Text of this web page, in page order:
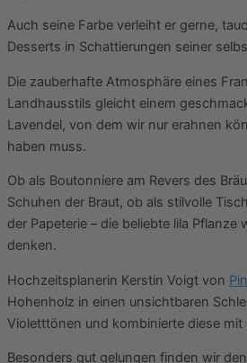
Auch seine Farbe verleiht er gerne,
Desserts in Schattierungen seiner
Die zauberhafte Atmosphäre eines
Landhausstils gleicht einem
Lavendel, von dem wir nur erahnen
haben muss.
Ob als Boutonniere am Revers des
Schuhen der Braut, ob als stilvolle
der Papeterie – die beliebte lila
denken.
Hochzeitsplanerin Kerstin Voigt von
Hohenholz in einen unsichtbaren
Violetttönen und kombinierte diese
Besonders gut gelungen finden wir